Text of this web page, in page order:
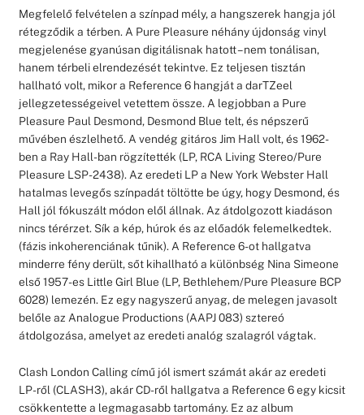
Megfelelő felvételen a színpad mély, a hangszerek hangja jól
rétegződik a térben. A Pure Pleasure néhány újdonság vinyl
megjelenése gyanúsan digitálisnak hatott – nem tonálisan,
hanem térbeli elrendezését tekintve. Ez teljesen tisztán
hallható volt, mikor a Reference 6 hangját a darTZeel
jellegzetességeivel vetettem össze. A legjobban a Pure
Pleasure Paul Desmond, Desmond Blue telt, és népszerű
művében észlelhető. A vendég gitáros Jim Hall volt, és 1962-
ben a Ray Hall-ban rögzítették (LP, RCA Living Stereo/Pure
Pleasure LSP-2438). Az eredeti LP a New York Webster Hall
hatalmas levegős színpadát töltötte be úgy, hogy Desmond, és
Hall jól fókuszált módon elől állnak. Az átdolgozott kiadáson
nincs térérzet. Sík a kép, húrok és az előadók felemelkedtek.
(fázis inkoherenciának tűnik). A Reference 6-ot hallgatva
minderre fény derült, sőt kihallható a különbség Nina Simeone
első 1957-es Little Girl Blue (LP, Bethlehem/Pure Pleasure BCP
6028) lemezén. Ez egy nagyszerű anyag, de melegen javasolt
belőle az Analogue Productions (AAPJ 083) sztereó
átdolgozása, amelyet az eredeti analóg szalagról vágtak.
Clash London Calling című jól ismert számát akár az eredeti
LP-ről (CLASH3), akár CD-ről hallgatva a Reference 6 egy kicsit
csökkentette a legmagasabb tartomány. Ez az album